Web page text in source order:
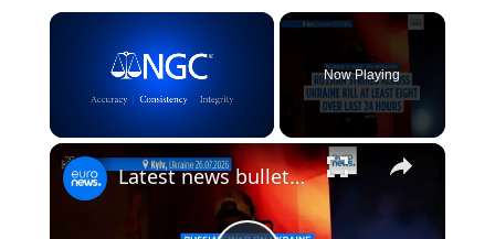
×
Now Playing
×
Latest news bulletin | July 27th, 2026 – Morning